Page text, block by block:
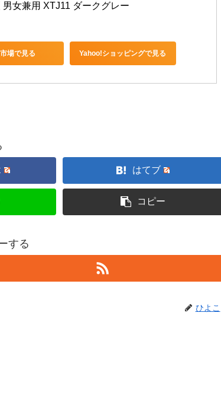
女兼用 XTJ11 ダークグレー
場で見る Yahoo!ショッピングで見る
はてブ
コピー
する
ひよこ